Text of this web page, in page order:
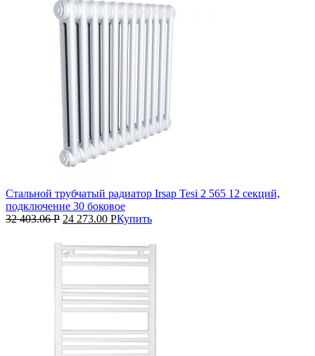
Стальной трубчатый радиатор Irsap Tesi 2 565 12 секций,
подключение 30 боковое
32 403.06Р 24 273.00 РКупить